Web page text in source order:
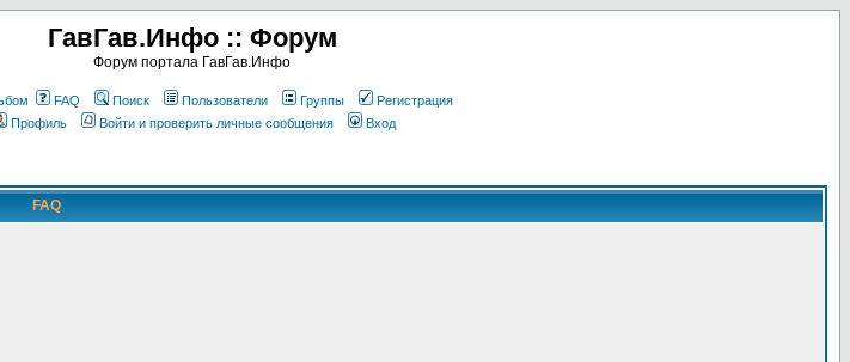
ГавГав.Инфо :: Форум
Форум портала ГавГав.Инфо
FAQ Поиск Пользователи Группы
Регистрация
Профиль
Войти и проверить личные сообщения Вход
FAQ